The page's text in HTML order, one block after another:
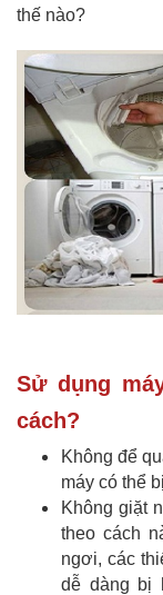
thế nào?
Sử dụng
cách?
Không để
máy có thể
Không giặt
theo cách
ngơi, các
dễ dàng bị